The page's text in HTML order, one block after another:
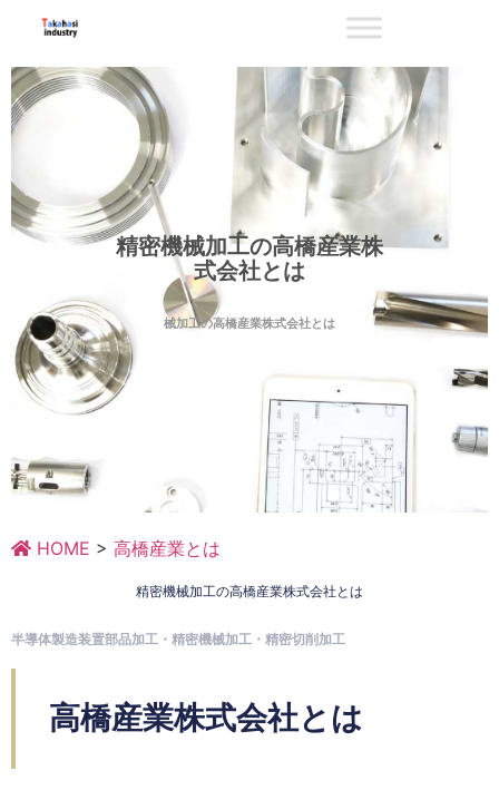
精密機械加工の高橋産業株
式会社とは
械加工の高橋産業株式会社とは
HOME > 高橋産業とは
精密機械加工の高橋産業株式会社とは
半導体製造装置部品加工・精密機械加工・精密切削加工
高橋産業株式会社とは